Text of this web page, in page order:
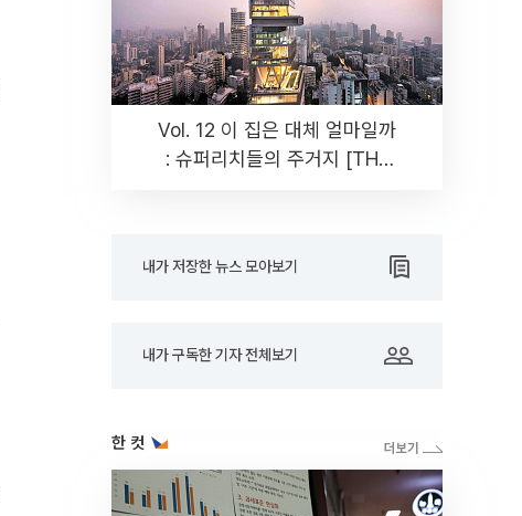
Vol. 12 이 집은 대체 얼마일까
: 슈퍼리치들의 주거지 [THE
내가 저장한 뉴스 모아보기
내가 구독한 기자 전체보기
한 컷